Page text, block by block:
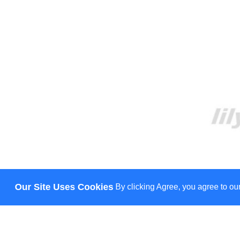
Our Site Uses Cookies By clicking Agree, you agree to